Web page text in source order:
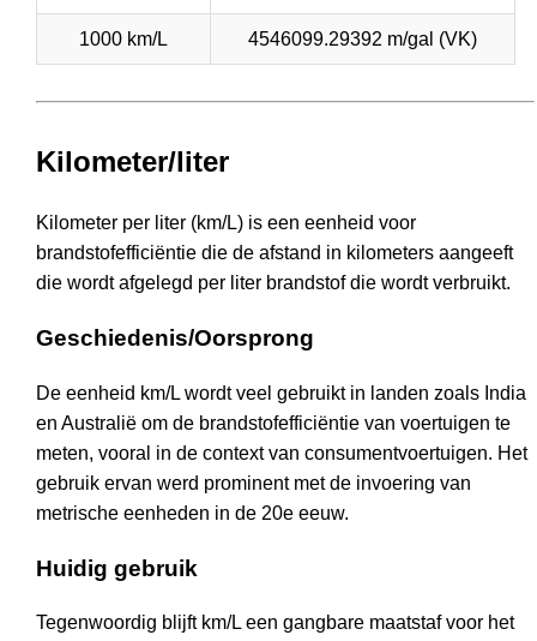
1000 km/L 4546099.29392 m/gal (VK)
Kilometer/liter
Kilometer per liter (km/L) is een eenheid voor
brandstofefficiëntie die de afstand in kilometers aangeeft
die wordt afgelegd per liter brandstof die wordt verbruikt.
Geschiedenis/Oorsprong
De eenheid km/L wordt veel gebruikt in landen zoals India
en Australië om de brandstofefficiëntie van voertuigen te
meten, vooral in de context van consumentvoertuigen. Het
gebruik ervan werd prominent met de invoering van
metrische eenheden in de 20e eeuw.
Huidig gebruik
Tegenwoordig blijft km/L een gangbare maatstaf voor het